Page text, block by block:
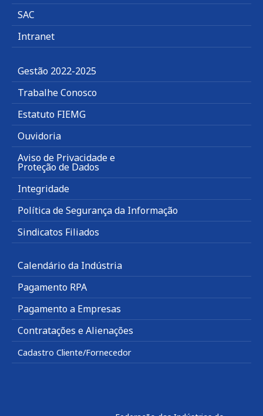
SAC
Intranet
Gestão 2022-2025
Trabalhe Conosco
Estatuto FIEMG
Ouvidoria
Aviso de Privacidade e
Proteção de Dados
Integridade
Política de Segurança da Informação
Sindicatos Filiados
Calendário da Indústria
Pagamento RPA
Pagamento a Empresas
Contratações e Alienações
Cadastro Cliente/Fornecedor